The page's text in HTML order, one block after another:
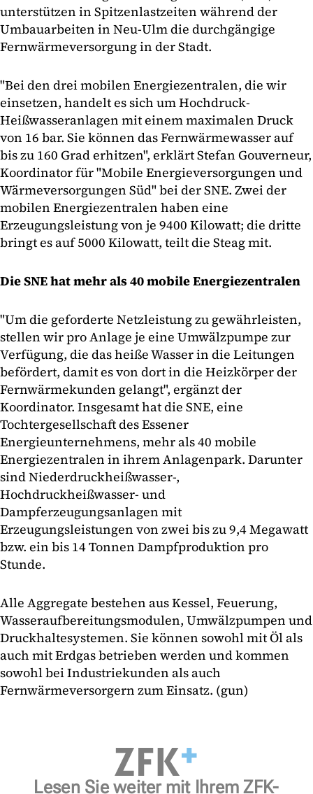
unterstützen in Spitzenlastzeiten während der
Umbauarbeiten in Neu-Ulm die durchgängige
Fernwärmeversorgung in der Stadt.
"Bei den drei mobilen Energiezentralen, die wir
einsetzen, handelt es sich um Hochdruck-
Heißwasseranlagen mit einem maximalen Druck
von 16 bar. Sie können das Fernwärmewasser auf
bis zu 160 Grad erhitzen", erklärt Stefan Gouverneur,
Koordinator für "Mobile Energieversorgungen und
Wärmeversorgungen Süd" bei der SNE. Zwei der
mobilen Energiezentralen haben eine
Erzeugungsleistung von je 9400 Kilowatt; die dritte
bringt es auf 5000 Kilowatt, teilt die Steag mit.
Die SNE hat mehr als 40 mobile Energiezentralen
"Um die geforderte Netzleistung zu gewährleisten,
stellen wir pro Anlage je eine Umwälzpumpe zur
Verfügung, die das heiße Wasser in die Leitungen
befördert, damit es von dort in die Heizkörper der
Fernwärmekunden gelangt", ergänzt der
Koordinator. Insgesamt hat die SNE, eine
Tochtergesellschaft des Essener
Energieunternehmens, mehr als 40 mobile
Energiezentralen in ihrem Anlagenpark. Darunter
sind Niederdruckheißwasser-,
Hochdruckheißwasser- und
Dampferzeugungsanlagen mit
Erzeugungsleistungen von zwei bis zu 9,4 Megawatt
bzw. ein bis 14 Tonnen Dampfproduktion pro
Stunde.
Alle Aggregate bestehen aus Kessel, Feuerung,
Wasseraufbereitungsmodulen, Umwälzpumpen und
Druckhaltesystemen. Sie können sowohl mit Öl als
auch mit Erdgas betrieben werden und kommen
sowohl bei Industriekunden als auch
Fernwärmeversorgern zum Einsatz. (gun)
Lesen Sie weiter mit Ihrem ZFK-